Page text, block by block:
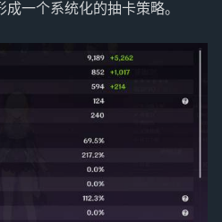
一个系统化的抽卡策略。